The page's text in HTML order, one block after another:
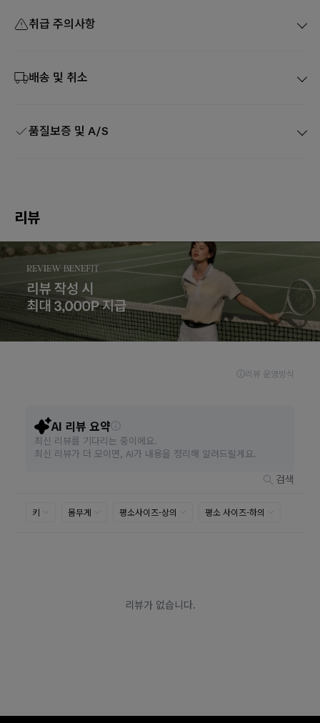
취급 주의사항
배송 및 취소
품질보증 및 A/S
리뷰